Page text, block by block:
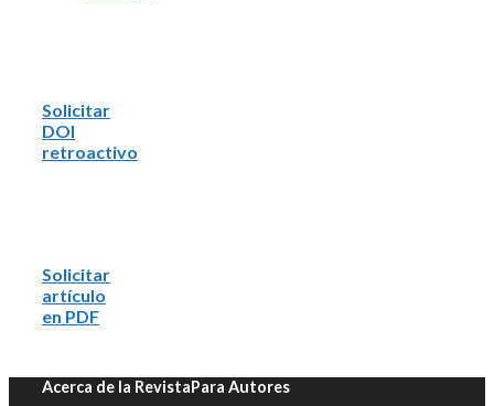
Solicitar
DOI
retroactivo
Solicitar
artículo
en PDF
Acerca de la RevistaPara Autores